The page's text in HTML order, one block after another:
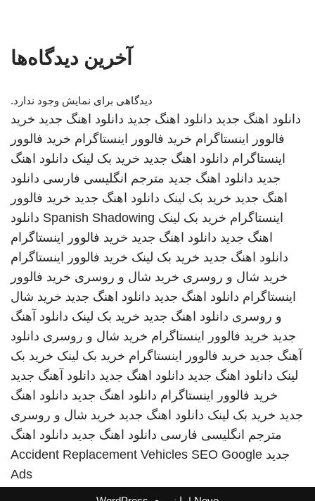
آخرین دیدگاه‌ها
دیدگاهی برای نمایش وجود ندارد.
دانلود اهنگ جدید دانلود اهنگ جدید دانلود اهنگ جدید خرید
فالوور اینستاگرام خرید فالوور اینستاگرام خرید فالوور
اینستاگرام دانلود اهنگ جدید خرید بک لینک دانلود اهنگ
جدید دانلود اهنگ جدید مترجم انگلیسی فارسی دانلود
اهنگ جدید خرید بک لینک دانلود اهنگ جدید خرید فالوور
اینستاگرام خرید بک لینک Spanish Shadowing دانلود
اهنگ جدید دانلود اهنگ جدید خرید فالوور اینستاگرام
دانلود اهنگ جدید خرید بک لینک خرید فالوور اینستاگرام
خرید شال و روسری خرید شال و روسری خرید فالوور
اینستاگرام دانلود اهنگ جدید دانلود اهنگ جدید خرید شال
و روسری دانلود اهنگ جدید خرید بک لینک دانلود آهنگ
جدید خرید فالوور اینستاگرام خرید شال و روسری دانلود
آهنگ جدید خرید فالوور اینستاگرام خرید بک لینک خرید بک
لینک دانلود اهنگ جدید دانلود اهنگ جدید دانلود آهنگ جدید
خرید فالوور اینستاگرام دانلود اهنگ جدید دانلود اهنگ
جدید خرید بک لینک دانلود اهنگ جدید خرید شال و روسری
مترجم انگلیسی فارسی دانلود اهنگ جدید دانلود اهنگ
جدید
Accident Replacement Vehicles SEO Google
Ads